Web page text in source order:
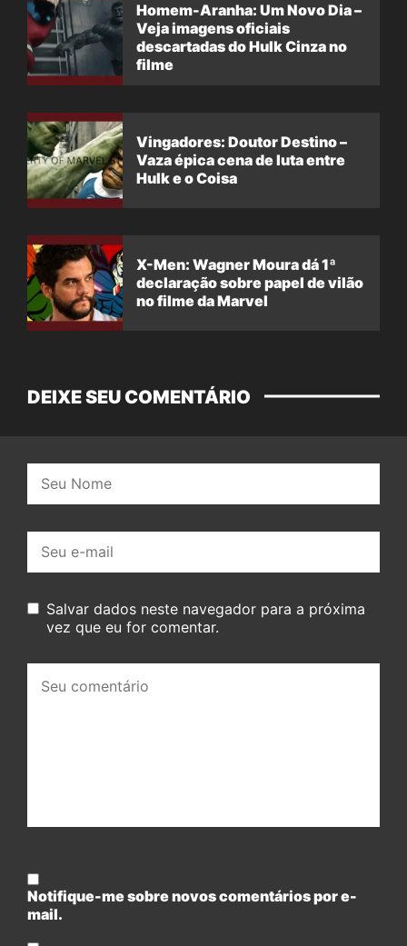
Homem-Aranha: Um Novo Dia –
Veja imagens oficiais
descartadas do Hulk Cinza no
filme
Vingadores: Doutor Destino –
Vaza épica cena de luta entre
Hulk e o Coisa
X-Men: Wagner Moura dá 1ª
declaração sobre papel de vilão
no filme da Marvel
DEIXE SEU COMENTÁRIO
mail:
Salvar dados neste navegador para a próxima
vez que eu for comentar.
comentário:
Notifique-me sobre novos comentários por e-
mail.